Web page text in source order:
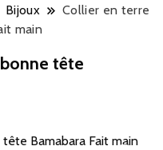
Bijoux
Collier en terre
main
tête